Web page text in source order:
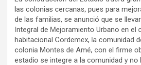
las colonias cercanas, pues para
de las familias, se anunció que se
Integral de Mejoramiento Urbano en el
habitacional Cordemex, la comunidad
colonia Montes de Amé, con el firme
estadio se integre a la comunidad y no